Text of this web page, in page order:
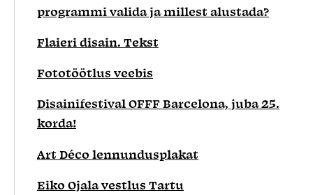
programmi valida ja millest alustada?
Flaieri disain. Tekst
Fototöötlus veebis
Disainifestival OFFF Barcelona, juba 25.
korda!
Art Déco lennundusplakat
Eiko Ojala vestlus Tartu